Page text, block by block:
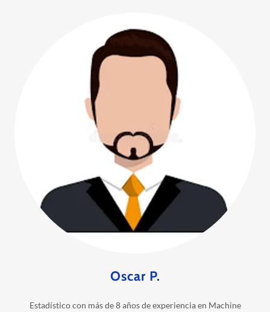
Oscar P.
Estadístico con más de 8 años de experiencia en Machine